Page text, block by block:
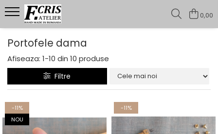
Portofele barbati
Portofele casual
0,00
Portofele dama
Afiseaza: 1-10 din 10 produse
Filtre
-11%
NOU
-11%